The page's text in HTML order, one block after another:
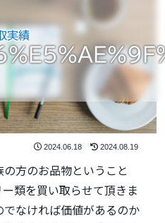
実績
2024.06.18 2024.08.19
方のお品物ということ
類を買い取らせて頂きま
でなければ価値があるのか